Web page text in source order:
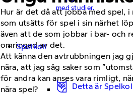
med studier.
Spelkoll
Detta är
Hur är det då att jobba med spel,
som utsätts för spel i sin närhet
även att de som jobbar i bar- och
omringad av det.
Att känna den avtrubbningen jag
nära, att jag såg saker som
för andra kan anses vara rimligt,
nära spel?